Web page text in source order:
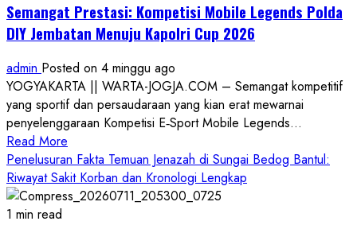
Sinergi
Polri
Pers
demi
Informasi
Kredibel
Semangat Prestasi: Kompetisi Mobile Legends Polda
DIY Jembatan Menuju Kapolri Cup 2026
admin Posted on 4 minggu ago
YOGYAKARTA || WARTA-JOGJA.COM – Semangat kompetitif
yang sportif dan persaudaraan yang kian erat mewarnai
penyelenggaraan Kompetisi E‑Sport Mobile Legends...
Read More
more
about
Semangat
Penelusuran Fakta Temuan Jenazah di Sungai Bedog Bantul:
Riwayat Sakit Korban dan Kronologi Lengkap
1 min read